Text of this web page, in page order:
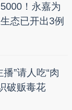
！永嘉为
态已开出3例
”请人吃“肉
破贩毒花